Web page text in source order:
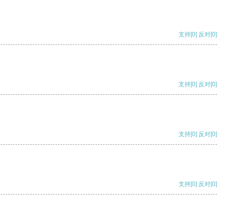
支持[0] 反对[0]
支持[0] 反对[0]
支持[0] 反对[0]
支持[0] 反对[0]